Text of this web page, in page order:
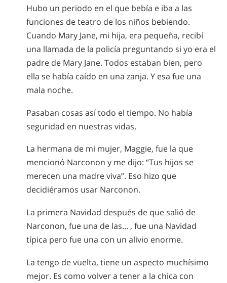
Hubo un periodo en el que bebía e iba a las
funciones de teatro de los niños bebiendo.
Cuando Mary Jane, mi hija, era pequeña, recibí
una llamada de la policía preguntando si yo era el
padre de Mary Jane. Todos estaban bien, pero
ella se había caído en una zanja. Y esa fue una
mala noche.
Pasaban cosas así todo el tiempo. No había
seguridad en nuestras vidas.
La hermana de mi mujer, Maggie, fue la que
mencionó Narconon y me dijo: “Tus hijos se
merecen una madre viva”. Eso hizo que
decidiéramos usar Narconon.
La primera Navidad después de que salió de
Narconon, fue una de las... , fue una Navidad
típica pero fue una con un alivio enorme.
La tengo de vuelta, tiene un aspecto muchísimo
mejor. Es como volver a tener a la chica con